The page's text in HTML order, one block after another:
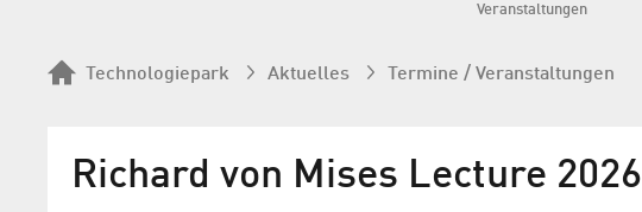
Veranstaltungen
Technologiepark Aktuelles Termine / Veranstaltungen
Richard von Mises Lecture 2026